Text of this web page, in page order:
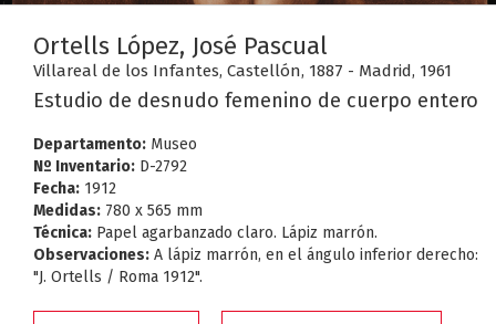
Ortells López, José Pascual
Villareal de los Infantes, Castellón, 1887 - Madrid, 1961
Estudio de desnudo femenino de cuerpo entero
Departamento: Museo
Nº Inventario: D-2792
Fecha: 1912
Medidas: 780 x 565 mm
Técnica: Papel agarbanzado claro. Lápiz marrón.
Observaciones: A lápiz marrón, en el ángulo inferior derecho:
"J. Ortells / Roma 1912".